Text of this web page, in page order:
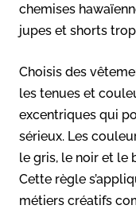
chemises
jupes et shorts
Choisis des
les tenues et
excentriques qui
sérieux. Les
le gris, le noir et le
Cette règle
métiers créatifs